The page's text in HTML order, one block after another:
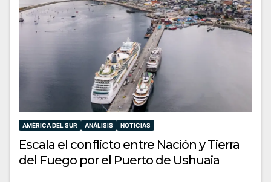
AMÉRICA DEL SUR ANÁLISIS NOTICIAS
Escala el conflicto entre Nación y Tierra
del Fuego por el Puerto de Ushuaia